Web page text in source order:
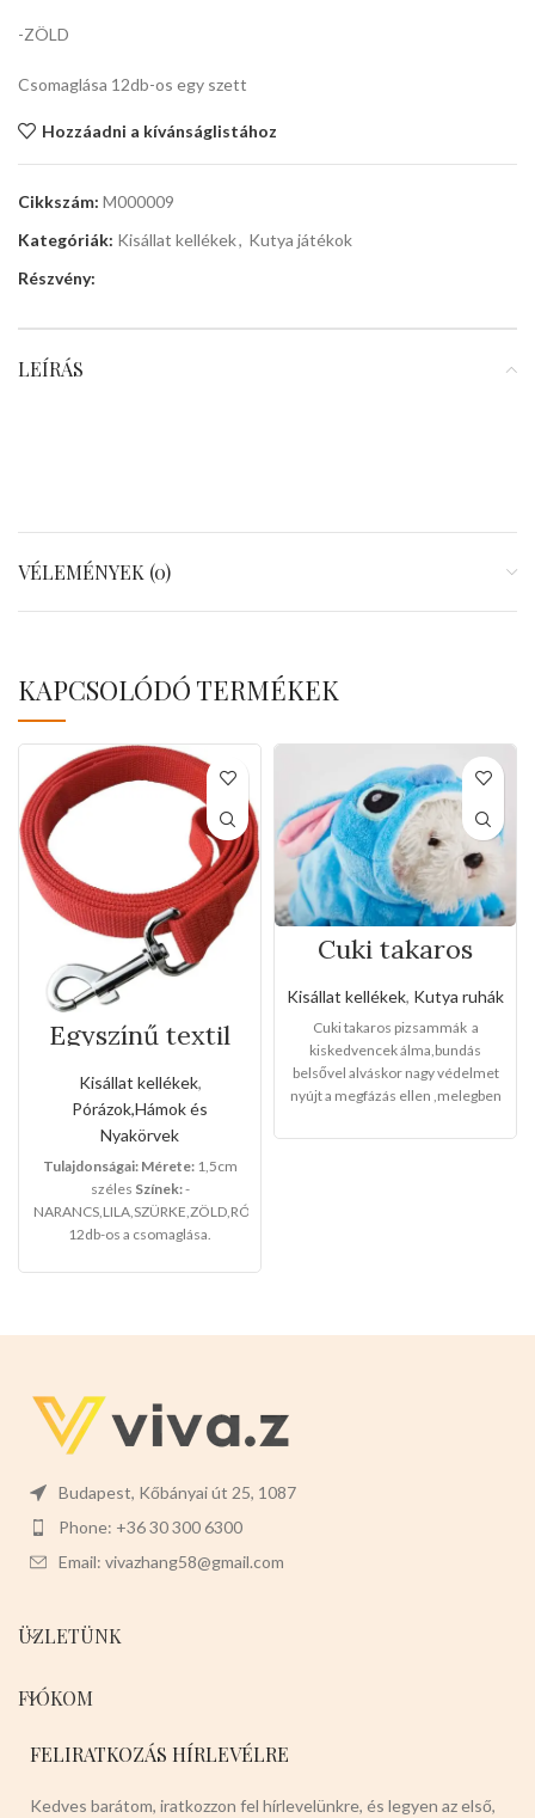
-ZÖLD
Csomaglása 12db-os egy szett
Hozzáadni a kívánságlistához
Cikkszám: M000009
Kategóriák: Kisállat kellékek, Kutya játékok
Részvény:
LEÍRÁS
VÉLEMÉNYEK (0)
KAPCSOLÓDÓ TERMÉKEK
Egyszínű textil
kézipóráz(Kis
méret)
Kisállat kellékek,
Pórázok,Hámok és
Nyakörvek
Tulajdonságai: Mérete:1,5cm
széles Színek:-
NARANCS,LILA,SZÜRKE,ZÖLD,RÓZSASZÍN,PIROS
12db-os a csomaglása.
Cuki takaros
méretben)
Kisállat kellékek, Kutya ruhák
Cuki takaros pizsammák a
kiskedvencek álma,bundás
belsővel alváskor nagy védelmet
nyújt a megfázás ellen ,melegben
nagyot.Méretei :S-M-LFajtái:-
Budapest, Kőbányai út 25, 1087
Phone: +36 30 300 6300
Email: vivazhang58@gmail.com
ÜZLETÜNK
FIÓKOM
FELIRATKOZÁS HÍRLEVÉLRE
Kedves barátom, iratkozzon fel hírlevelünkre, és legyen az első,